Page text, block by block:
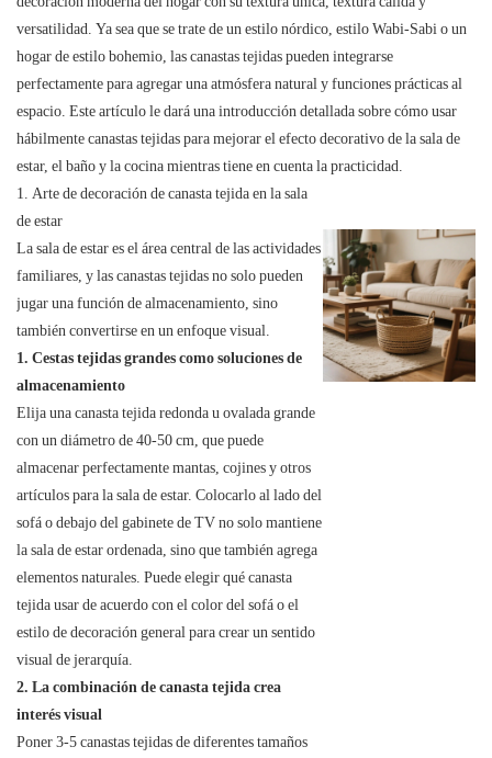
versatilidad. Ya sea que se trate de un estilo nórdico, estilo Wabi-Sabi o un
hogar de estilo bohemio, las canastas tejidas pueden integrarse
perfectamente para agregar una atmósfera natural y funciones prácticas al
espacio. Este artículo le dará una introducción detallada sobre cómo usar
hábilmente canastas tejidas para mejorar el efecto decorativo de la sala de
estar, el baño y la cocina mientras tiene en cuenta la practicidad.
1. Arte de decoración de canasta tejida en la sala
de estar
La sala de estar es el área central de las actividades
familiares, y las canastas tejidas no solo pueden
jugar una función de almacenamiento, sino
también convertirse en un enfoque visual.
1. Cestas tejidas grandes como soluciones de
almacenamiento
Elija una canasta tejida redonda u ovalada grande
con un diámetro de 40-50 cm, que puede
almacenar perfectamente mantas, cojines y otros
artículos para la sala de estar. Colocarlo al lado del
sofá o debajo del gabinete de TV no solo mantiene
la sala de estar ordenada, sino que también agrega
elementos naturales. Puede elegir qué canasta
tejida usar de acuerdo con el color del sofá o el
estilo de decoración general para crear un sentido
visual de jerarquía.
2. La combinación de canasta tejida crea
interés visual
Poner 3-5 canastas tejidas de diferentes tamaños